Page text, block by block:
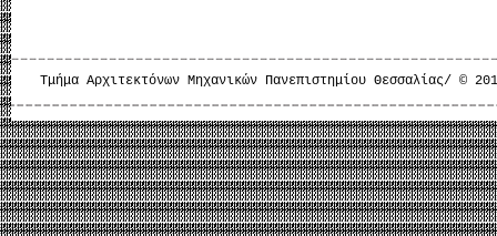
Τμήμα Αρχιτεκτόνων Μηχανικών Πανεπιστημίου Θεσσαλίας/ ©